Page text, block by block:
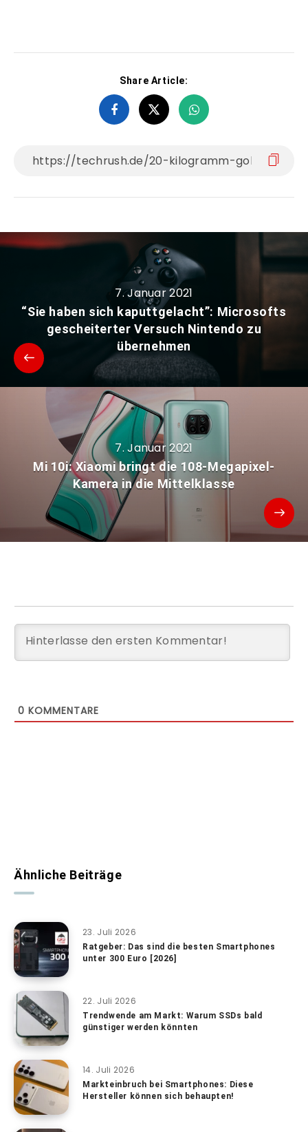
Share Article:
7. Januar 2021
“Sie haben sich kaputtgelacht”: Microsofts
gescheiterter Versuch Nintendo zu
übernehmen
7. Januar 2021
Mi 10i: Xiaomi bringt die 108-Megapixel-
Kamera in die Mittelklasse
0 KOMMENTARE
Ähnliche Beiträge
23. Juli 2026
Ratgeber: Das sind die besten Smartphones
unter 300 Euro [2026]
22. Juli 2026
Trendwende am Markt: Warum SSDs bald
günstiger werden könnten
14. Juli 2026
Markteinbruch bei Smartphones: Diese
Hersteller können sich behaupten!